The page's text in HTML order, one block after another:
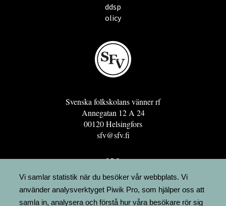
ddsp
olicy
Svenska folkskolans vänner rf
Annegatan 12 A 24
00120 Helsingfors
sfv@sfv.fi
GRO
FÖRENINGSRESURSEN
MINNESRUNOR.FI
UPPSLAGSVERKET FINLAND
Vi samlar statistik när du besöker vår webbplats. Vi
använder analysverktyget Piwik Pro, som hjälper oss att
samla in, analysera och förstå hur våra besökare rör sig